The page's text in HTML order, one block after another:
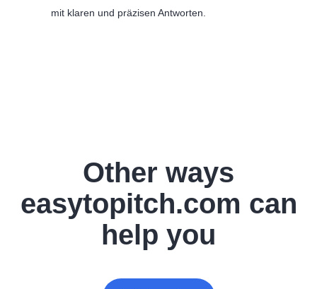
mit klaren und präzisen Antworten.
Other ways
easytopitch.com can
help you